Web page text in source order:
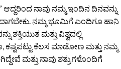
ಆದ್ದರಿಂದ ನಾವು ನಮ್ಮ ಇಂದಿನ ದಿನವನ್ನು
ನಮ್ಮ ಭೂಮಿಗೆ ಎಂದಿಗೂ ಹಾನಿ
ಶಕ್ತಿಯುತ ಮತ್ತು ವಿಶ್ವದಲ್ಲಿ
ಕಷ್ಟಪಟ್ಟು ಕೆಲಸ ಮಾಡೋಣ ಮತ್ತು ನಮ್ಮ
ಮತ್ತು ನಾವು ಶತ್ರುಗಳೊಂದಿಗೆ